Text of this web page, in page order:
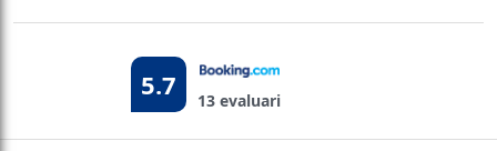
5.7 13 evaluari